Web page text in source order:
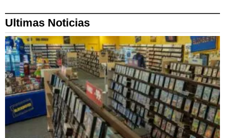
Ultimas Noticias